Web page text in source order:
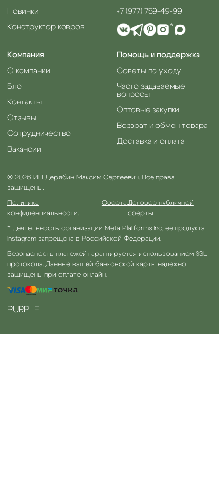
Новинки
Конструктор ковров
Компания
О компании
Блог
Контакты
Отзывы
Сотрудничество
Вакансии
Помощь и поддержка
Советы по уходу
Часто задаваемые
вопросы
Оптовые закупки
Возврат и обмен товара
Доставка и оплата
+7 (977) 759-49-99
*
© 2026 ИП Дерябин Максим Сергеевич. Все права
защищены.
Политика
конфиденциальности.
Оферта.Договор публичной
оферты
* деятельность организации Meta Platforms Inc, ее продукта
Instagram запрещена в Российской Федерации.
Безопасность платежей гарантируется использованием SSL
протокола. Данные вашей банковской карты надежно
защищены при оплате онлайн.
PURPLE